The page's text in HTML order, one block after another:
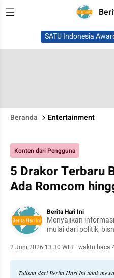
SATU Indonesia
Beranda Entertainment
Konten dari Pengguna
5 Drakor Terbaru
Ada Romcom
Berita Hari Ini
Menyajikan
mulai dari politik,
2 Juni 2026 13:30 WIB · waktu baca
Tulisan dari Berita Hari Ini tidak